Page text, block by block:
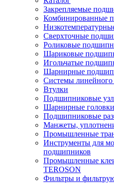
Закрепляемые
Комбинированные
Сверхточные
Роликовые
Шариковые
Игольчатые
Шарнирные
Системы
Втулки
Подшипниковые
Шарнирные головки
Подшипниковые
Манжеты,
Промышленные
Инструменты для
подшипников
Промышленные
TEROSON
Фильтры и